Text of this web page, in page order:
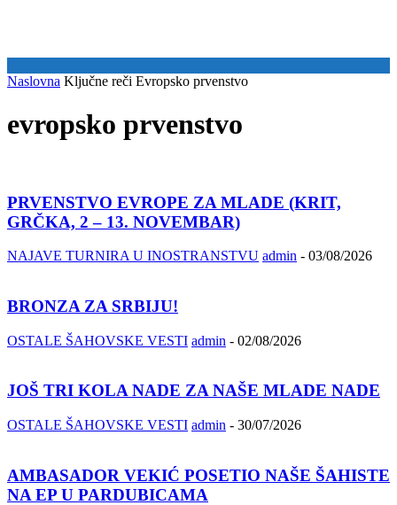
Naslovna Ključne reči Evropsko prvenstvo
evropsko prvenstvo
PRVENSTVO EVROPE ZA MLADE (KRIT,
GRČKA, 2 – 13. NOVEMBAR)
NAJAVE TURNIRA U INOSTRANSTVU admin - 03/08/2026
BRONZA ZA SRBIJU!
OSTALE ŠAHOVSKE VESTI admin - 02/08/2026
JOŠ TRI KOLA NADE ZA NAŠE MLADE NADE
OSTALE ŠAHOVSKE VESTI admin - 30/07/2026
AMBASADOR VEKIĆ POSETIO NAŠE ŠAHISTE
NA EP U PARDUBICAMA